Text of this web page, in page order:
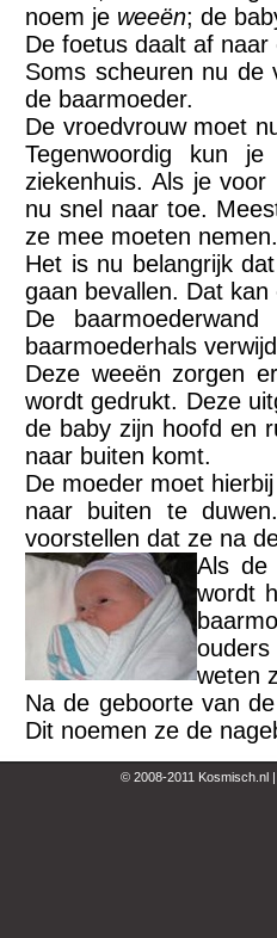
noem je weeën; de
De foetus daalt af
Soms scheuren nu de
de
De vroedvrouw moet
Tegenwoordig kun
ziekenhuis. Als je
nu snel naar toe.
ze mee moeten nemen.
Het is nu belangrijk
gaan bevallen. Dat
De
baarmoederhals
Deze weeën zorgen
wordt gedrukt. Deze
de baby zijn hoofd en
naar buiten komt.
De moeder moet
naar buiten te
voorstellen dat ze na
Als de
wordt
weten
Na de geboorte van
Dit noemen ze de
© 2008-2011 Kosmisch.nl